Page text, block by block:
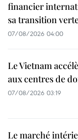
financier
sa transition
07/08/2026 04:00
Le Vietnam
aux centres de
07/08/2026 03:19
Le marché